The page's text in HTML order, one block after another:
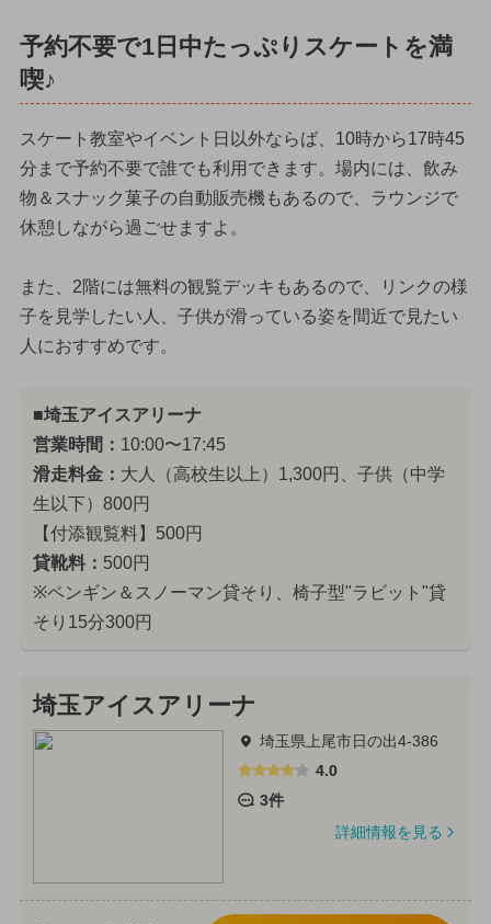
予約不要で1日中たっぷりスケートを満
喫♪
スケート教室やイベント日以外ならば、10時から17時45
分まで予約不要で誰でも利用できます。場内には、飲み
物＆スナック菓子の自動販売機もあるので、ラウンジで
休憩しながら過ごせますよ。
また、2階には無料の観覧デッキもあるので、リンクの様
子を見学したい人、子供が滑っている姿を間近で見たい
人におすすめです。
■埼玉アイスアリーナ
営業時間： 10:00〜17:45
滑走料金： 大人（高校生以上）1,300円、子供（中学
生以下）800円
【付添観覧料】500円
貸靴料： 500円
※ペンギン＆スノーマン貸そり、椅子型"ラビット"貸
そり15分300円
埼玉アイスアリーナ
埼玉県上尾市日の出4-386
4.0
3件
詳細情報を見る